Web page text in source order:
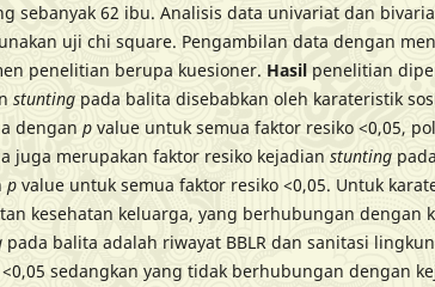
sebanyak 62 ibu. Analisis data univariat dan
uji chi square. Pengambilan data dengan
penelitian berupa kuesioner. Hasil penelitian
stunting pada balita disebabkan oleh karateristik
dengan p value untuk semua faktor resiko <0,05,
juga merupakan faktor resiko kejadian stunting
p value untuk semua faktor resiko <0,05. Untuk
kesehatan keluarga, yang berhubungan dengan
pada balita adalah riwayat BBLR dan sanitasi
sedangkan yang tidak berhubungan dengan